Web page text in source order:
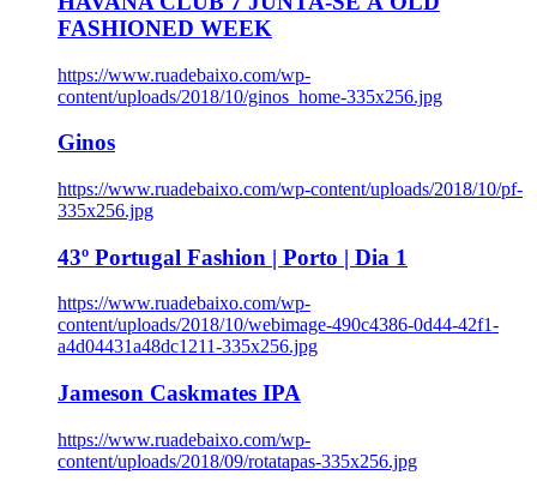
FASHIONED WEEK
https://www.ruadebaixo.com/wp-
content/uploads/2018/10/ginos_home-335x256.jpg
Ginos
https://www.ruadebaixo.com/wp-content/uploads/2018/10/pf-
335x256.jpg
43º Portugal Fashion | Porto | Dia 1
https://www.ruadebaixo.com/wp-
content/uploads/2018/10/webimage-490c4386-0d44-42f1-
a4d04431a48dc1211-335x256.jpg
Jameson Caskmates IPA
https://www.ruadebaixo.com/wp-
content/uploads/2018/09/rotatapas-335x256.jpg